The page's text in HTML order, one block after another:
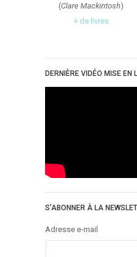
(Clare Mackintosh)
+ de livres
DERNIÈRE VIDÉO MISE EN
S’ABONNER À LA
Adresse e-mail